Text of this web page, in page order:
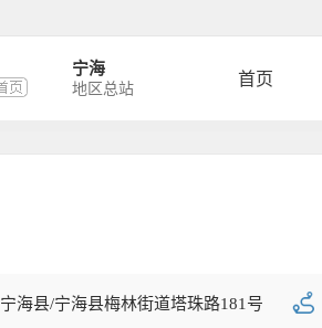
宁海
地区总站
首页
宁海县/宁海县梅林街道塔珠路181号